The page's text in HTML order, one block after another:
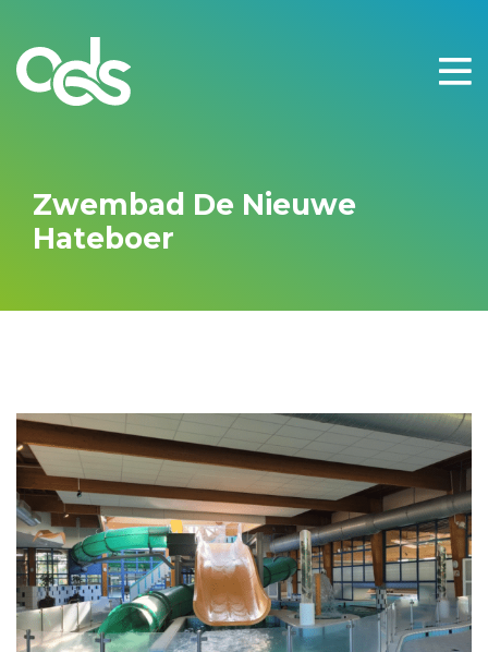
Zwembad De Nieuwe
Hateboer